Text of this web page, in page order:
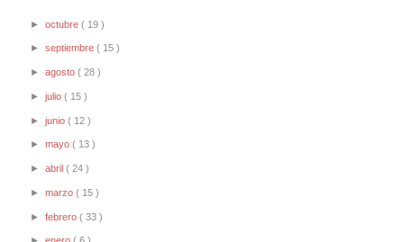
►octubre( 19 )
►septiembre( 15 )
►agosto( 28 )
►julio( 15 )
►junio( 12 )
►mayo( 13 )
►abril( 24 )
►marzo( 15 )
►febrero( 33 )